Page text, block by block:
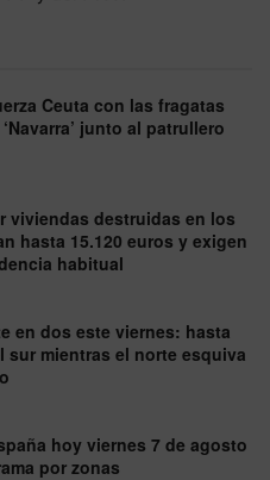
Ceuta con las fragatas
‘Navarra’ junto al patrullero
viviendas destruidas en los
hasta 15.120 euros y exigen
habitual
en dos este viernes: hasta
sur mientras el norte esquiva
hoy viernes 7 de agosto
por zonas